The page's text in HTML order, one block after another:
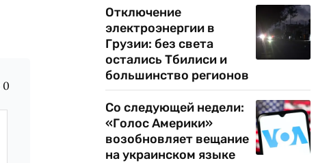
0
Отключение
электроэнергии в
Грузии: без света
остались Тбилиси и
большинство регионов
Со следующей недели:
«Голос Америки»
возобновляет вещание
на украинском языке